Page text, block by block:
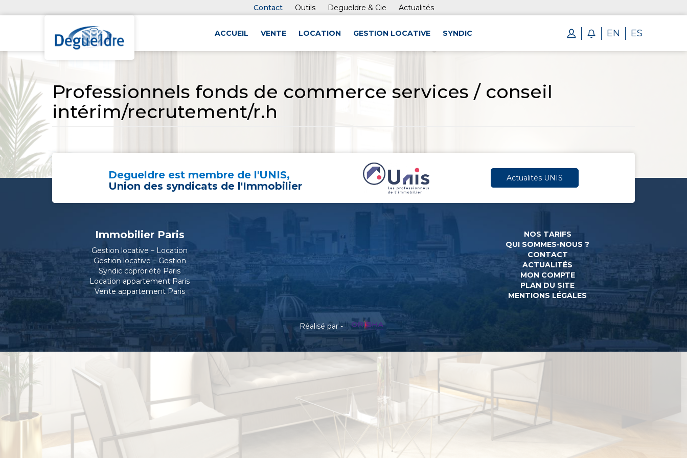
Contact Outils Degueldre & Cie Actualités
ACCUEIL VENTE LOCATION GESTION LOCATIVE SYNDIC EN ES
Professionnels fonds de commerce services / conseil
intérim/recrutement/r.h
Degueldre est membre de l'UNIS,
Union des syndicats de l'Immobilier
Actualités UNIS
Immobilier Paris
Gestion locative – Location
Gestion locative – Gestion
Syndic coproriété Paris
Location appartement Paris
Vente appartement Paris
NOS TARIFS
QUI SOMMES-NOUS ?
CONTACT
ACTUALITÉS
MON COMPTE
PLAN DU SITE
MENTIONS LÉGALES
Réalisé par -